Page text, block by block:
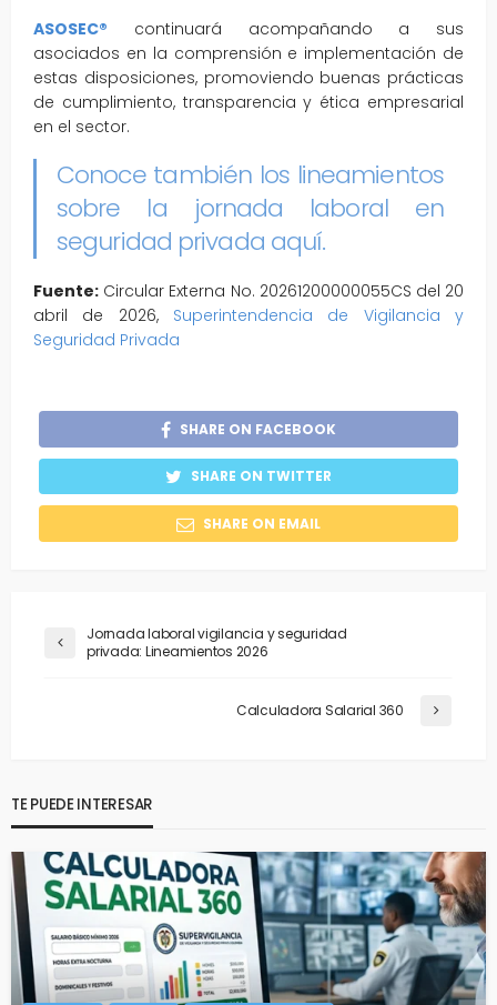
ASOSEC® continuará acompañando a sus
asociados en la comprensión e implementación de
estas disposiciones, promoviendo buenas prácticas
de cumplimiento, transparencia y ética empresarial
en el sector.
Conoce también los lineamientos
sobre la jornada laboral en
seguridad privada aquí.
Fuente: Circular Externa No. 20261200000055CS del 20
abril de 2026, Superintendencia de Vigilancia y
Seguridad Privada
SHARE ON FACEBOOK
SHARE ON TWITTER
SHARE ON EMAIL
Jornada laboral vigilancia y seguridad
privada: Lineamientos 2026
Calculadora Salarial 360
TE PUEDE INTERESAR